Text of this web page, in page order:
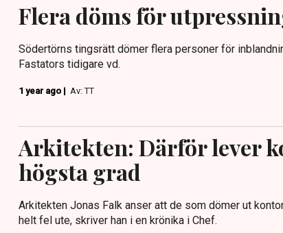
Flera döms för
Södertörns tingsrätt dömer flera personer för
Fastators tidigare vd.
1 year ago | Av: TT
Arkitekten: Därför lever
högsta grad
Arkitekten Jonas Falk anser att de som dömer ut
helt fel ute, skriver han i en krönika i Chef.